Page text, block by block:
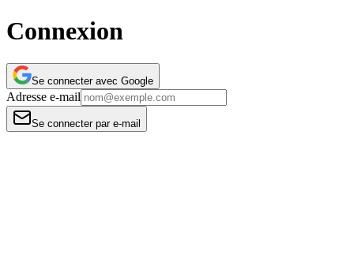
Connexion
Se connecter avec Google
Adresse e-mail
Se connecter par e-mail